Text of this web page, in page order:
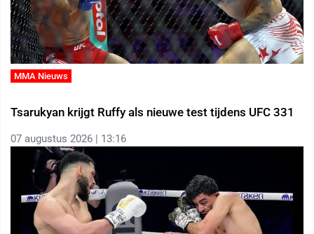
MMA Nieuws
Tsarukyan krijgt Ruffy als nieuwe test tijdens UFC 331
07 augustus 2026 | 13:16